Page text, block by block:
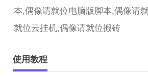
页
本,偶像请就位电脑版脚本,偶像请
就位云挂机,偶像请就位搬砖
使用教程